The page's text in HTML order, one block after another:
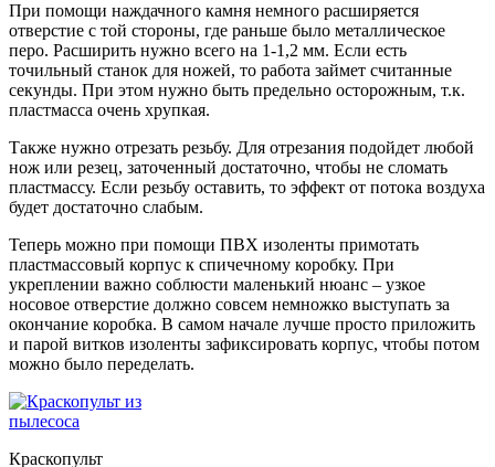
При помощи наждачного камня немного расширяется
отверстие с той стороны, где раньше было металлическое
перо. Расширить нужно всего на 1-1,2 мм. Если есть
точильный станок для ножей, то работа займет считанные
секунды. При этом нужно быть предельно осторожным, т.к.
пластмасса очень хрупкая.
Также нужно отрезать резьбу. Для отрезания подойдет любой
нож или резец, заточенный достаточно, чтобы не сломать
пластмассу. Если резьбу оставить, то эффект от потока воздуха
будет достаточно слабым.
Теперь можно при помощи ПВХ изоленты примотать
пластмассовый корпус к спичечному коробку. При
укреплении важно соблюсти маленький нюанс – узкое
носовое отверстие должно совсем немножко выступать за
окончание коробка. В самом начале лучше просто приложить
и парой витков изоленты зафиксировать корпус, чтобы потом
можно было переделать.
Краскопульт